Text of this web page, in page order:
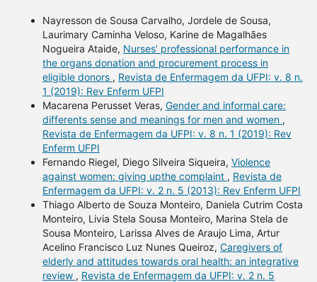
Nayresson de Sousa Carvalho, Jordele de Sousa,
Laurimary Caminha Veloso, Karine de Magalhães
Nogueira Ataide, Nurses’ professional performance in
the organs donation and procurement process in
eligible donors , Revista de Enfermagem da UFPI: v. 8 n.
1 (2019): Rev Enferm UFPI
Macarena Perusset Veras, Gender and informal care:
differents sense and meanings for men and women ,
Revista de Enfermagem da UFPI: v. 8 n. 1 (2019): Rev
Enferm UFPI
Fernando Riegel, Diego Silveira Siqueira, Violence
against women: giving upthe complaint , Revista de
Enfermagem da UFPI: v. 2 n. 5 (2013): Rev Enferm UFPI
Thiago Alberto de Souza Monteiro, Daniela Cutrim Costa
Monteiro, Livia Stela Sousa Monteiro, Marina Stela de
Sousa Monteiro, Larissa Alves de Araujo Lima, Artur
Acelino Francisco Luz Nunes Queiroz, Caregivers of
elderly and attitudes towards oral health: an integrative
review , Revista de Enfermagem da UFPI: v. 2 n. 5